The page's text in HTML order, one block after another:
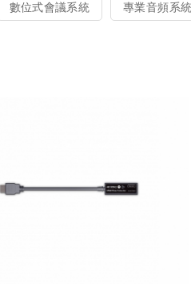
數位式會議系統 專業音頻系統